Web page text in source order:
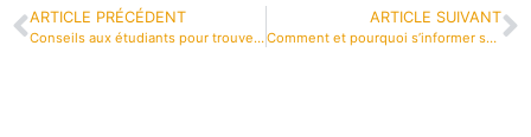
ARTICLE PRÉCÉDENT
Conseils aux étudiants pour trouver l’appartement locatif idéal
ARTICLE SUIVANT
Comment et pourquoi s’informer sur les entreprises françaises avec Infonet ?